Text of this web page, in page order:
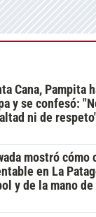
Cana, Pampita
y se confesó:
ni de
mostró cómo
en La
y de la mano de